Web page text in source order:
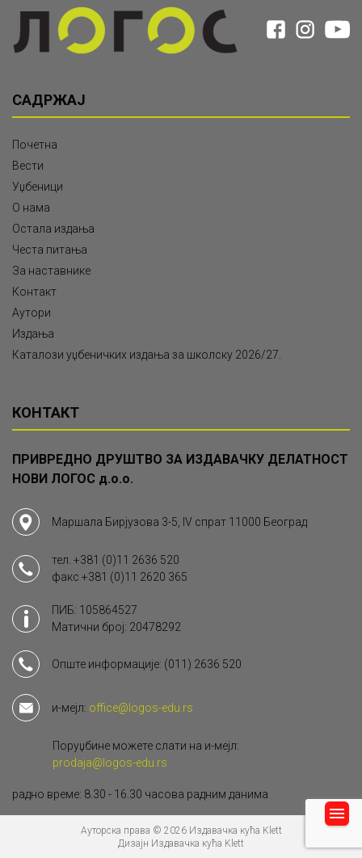
САДРЖАЈ
Почетна
Вести
Уџбеници
О нама
Остала издања
Честа питања
За наставнике
Контакт
Аутори
Издања
Каталози уџбеничких издања за школску 2026/27.
КОНТАКТ
ПРИВРЕДНО ДРУШТВО ЗА ИЗДАВАЧКУ ДЕЛАТНОСТ
НОВИ ЛОГОС д.о.о.
Маршала Бирјузова 3-5, IV спрат 11000 Београд
тел. +381 (0)11 2636 520
факс +381 (0)11 2620 365
ПИБ: 105864527
Матични број: 20478292
Опште информације: (011) 2636 520
и-мејл: office@logos-edu.rs
Поруџбине можете слати на и-мејл:
prodaja@logos-edu.rs
радно време: 8.30 - 16.30 часова радним данима
Ауторска права © 2026 Издавачка кућа Klett
Дизајн Издавачка кућа Klett